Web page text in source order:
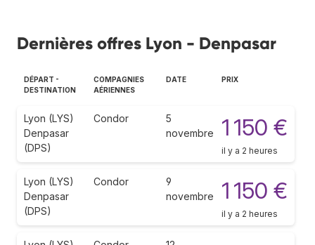
Dernières offres Lyon - Denpasar
DÉPART -
DESTINATION
COMPAGNIES
AÉRIENNES
DATE PRIX
Lyon (LYS)
Denpasar
(DPS)
Condor
5
novembre
1 150 €
il y a 2 heures
Lyon (LYS)
Denpasar
(DPS)
Condor
9
novembre
1 150 €
il y a 2 heures